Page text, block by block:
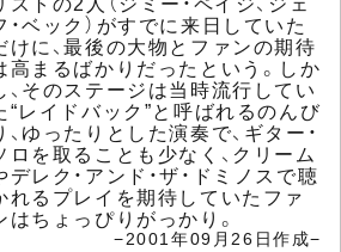
・ベック）がすでに来日していた
けに、最後の大物とファンの期待
高まるばかりだったという。しか
、そのステージは当時流行してい
“レイドバック”と呼ばれるのんび
、ゆったりとした演奏で、ギター・
ロを取ることも少なく、クリーム
デレク・アンド・ザ・ドミノスで聴
れるプレイを期待していたファ
はちょっぴりがっかり。
−2001年09月26日作成−